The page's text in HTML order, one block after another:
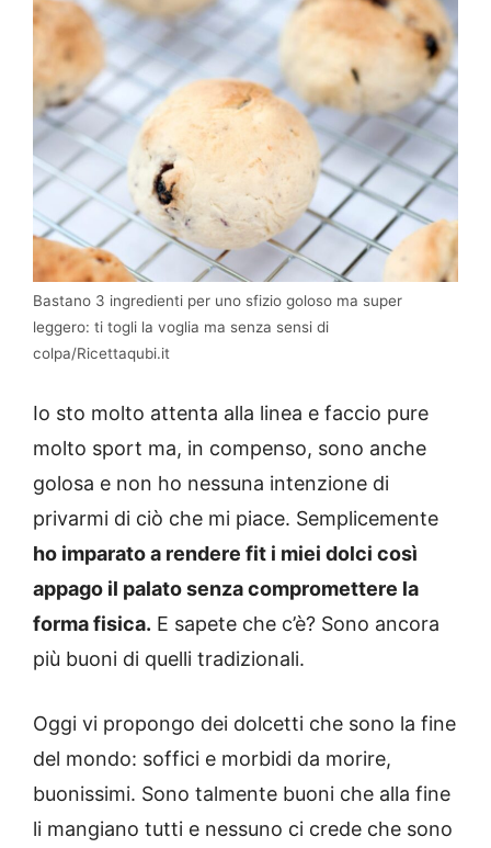
Bastano 3 ingredienti per uno sfizio goloso ma super
leggero: ti togli la voglia ma senza sensi di
colpa/Ricettaqubi.it
Io sto molto attenta alla linea e faccio pure
molto sport ma, in compenso, sono anche
golosa e non ho nessuna intenzione di
privarmi di ciò che mi piace. Semplicemente
ho imparato a rendere fit i miei dolci così
appago il palato senza compromettere la
forma fisica. E sapete che c’è? Sono ancora
più buoni di quelli tradizionali.
Oggi vi propongo dei dolcetti che sono la fine
del mondo: soffici e morbidi da morire,
buonissimi. Sono talmente buoni che alla fine
li mangiano tutti e nessuno ci crede che sono